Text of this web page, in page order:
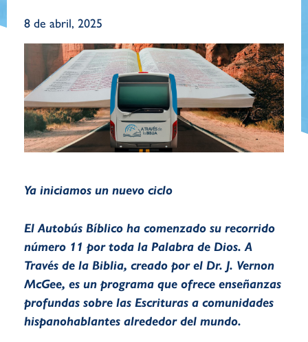
8 de abril, 2025
Ya iniciamos un nuevo ciclo
El Autobús Bíblico ha comenzado su recorrido
número 11 por toda la Palabra de Dios. A
Través de la Biblia, creado por el Dr. J. Vernon
McGee, es un programa que ofrece enseñanzas
profundas sobre las Escrituras a comunidades
hispanohablantes alrededor del mundo.